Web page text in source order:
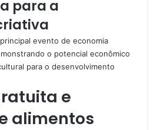
para a
evento de economia
o potencial econômico
para o desenvolvimento
e
alimentos